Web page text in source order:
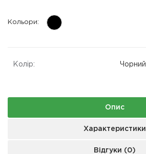
Кольори:
Колір: Чорний
Опис
Характеристики
Відгуки (0)